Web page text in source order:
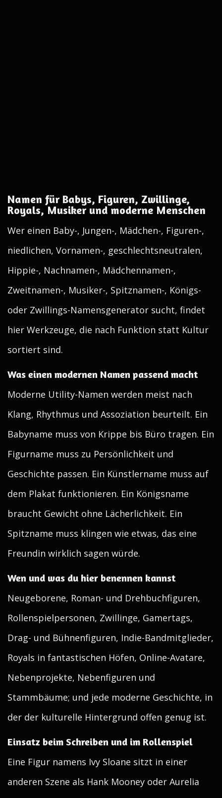
Namen für Babys, Figuren, Zwillinge,
Royals, Musiker und moderne Menschen
Wer einen Baby-, Jungen-, Mädchen-, Figuren-,
niedlichen, Vornamen-, geschlechtsneutralen,
Hippie-, Nachnamen-, Mädchennamen-,
Zweitnamen-, Musiker-, Spitznamen-, Königs-
oder Zwillings-Namensgenerator sucht, findet
hier Werkzeuge, die nach Funktion statt Kultur
sortiert sind.
Was einen modernen Namen passend macht
Moderne Utility-Namen werden meist nach
Klang, Rhythmus und Assoziation beurteilt. Ein
Babyname muss von Krippe bis Büro tragen. Ein
Figurname muss zu Persönlichkeit und
Geschichte passen. Ein Künstlername muss auf
dem Plakat funktionieren. Ein Königsname
braucht Gewicht ohne Lächerlichkeit. Ein
Spitzname muss klingen wie etwas, das eine
Freundin wirklich sagen würde.
Wen und was du hier benennen kannst
Neugeborene, Roman- und Drehbuchfiguren,
Rollenspielpersonen, Zwillinge, Gamertags,
Drag- und Bühnenfiguren, Indie-Bandmitglieder,
Royals in fantastischen Höfen, Online-Avatare,
Nebenprojekte, Nebenfiguren und
Stammbäume; und jede moderne Geschichte, in
der der kulturelle Hintergrund offen genug ist.
Einsatz beim Schreiben und im Rollenspiel
Eine Figur namens Ivy Sloane sitzt in einer
anderen Szene als Hank Mooney oder Aurelia